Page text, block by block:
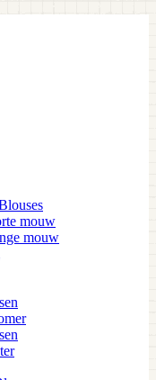
mouw
mouw